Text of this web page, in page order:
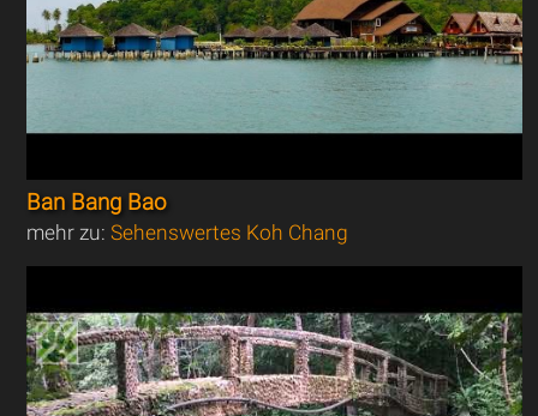
Ban Bang Bao
mehr zu:Sehenswertes Koh Chang